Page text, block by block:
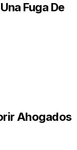
Fuga De
Ahogados